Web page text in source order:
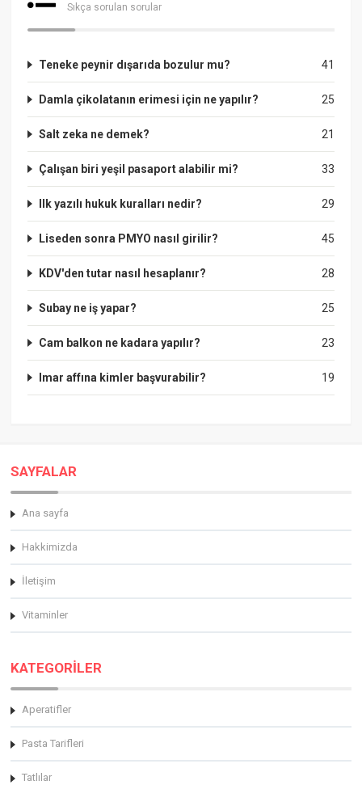
Sıkça sorulan sorular
41
Teneke peynir dışarıda bozulur mu?
25
Damla çikolatanın erimesi için ne yapılır?
21
Salt zeka ne demek?
33
Çalışan biri yeşil pasaport alabilir mi?
29
Ilk yazılı hukuk kuralları nedir?
45
Liseden sonra PMYO nasıl girilir?
28
KDV'den tutar nasıl hesaplanır?
25
Subay ne iş yapar?
23
Cam balkon ne kadara yapılır?
19
Imar affına kimler başvurabilir?
SAYFALAR
Ana sayfa
Hakkimizda
İletişim
Vitaminler
KATEGORİLER
Aperatifler
Pasta Tarifleri
Tatlılar